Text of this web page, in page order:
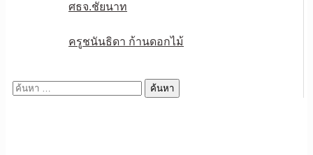
ศธจ.ชัยนาท
ครูชนันธิดา ก้านดอกไม้
ค้นหา